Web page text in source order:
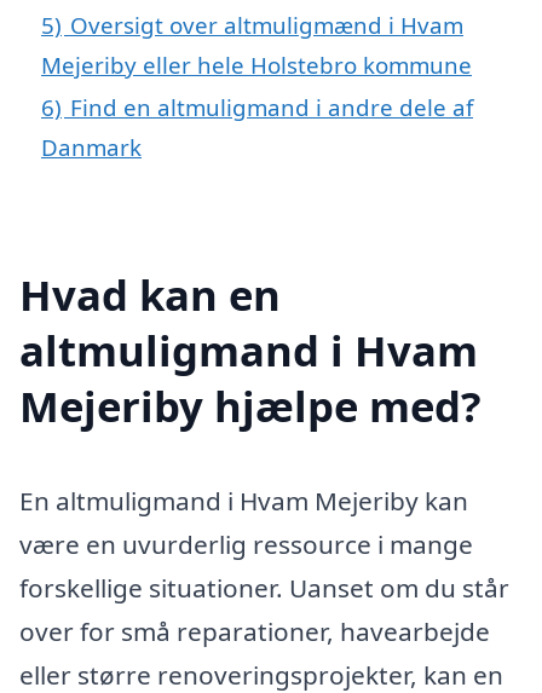
5) Oversigt over altmuligmænd i Hvam
Mejeriby eller hele Holstebro kommune
6) Find en altmuligmand i andre dele af
Danmark
Hvad kan en
altmuligmand i Hvam
Mejeriby hjælpe med?
En altmuligmand i Hvam Mejeriby kan
være en uvurderlig ressource i mange
forskellige situationer. Uanset om du står
over for små reparationer, havearbejde
eller større renoveringsprojekter, kan en